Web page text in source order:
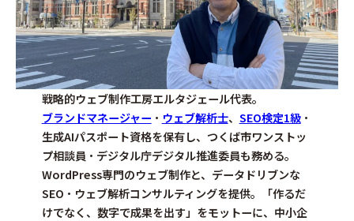
戦略的ウェブ制作工房エルタジェール代表。
ブランドマネージャー ・ ウェブ解析士、 SEO検定1級・
生成AIパスポート資格を保有し、つくば市ワンストッ
プ相談員・デジタル庁デジタル推進委員も務める。
WordPress専門のウェブ制作と、データドリブンな
SEO・ウェブ解析コンサルティングを提供。「作るだ
けでなく、数字で成果を出す」をモットーに、中小企